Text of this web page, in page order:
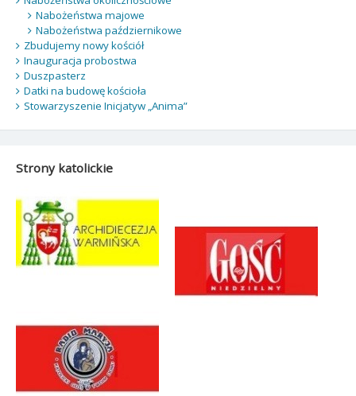
Nabożeństwa majowe
Nabożeństwa październikowe
Zbudujemy nowy kościół
Inauguracja probostwa
Duszpasterz
Datki na budowę kościoła
Stowarzyszenie Inicjatyw „Anima”
Strony katolickie